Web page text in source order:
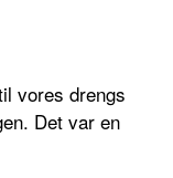
vores drengs
Det var en